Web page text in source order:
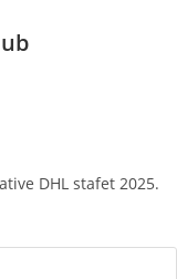
DHL stafet 2025.